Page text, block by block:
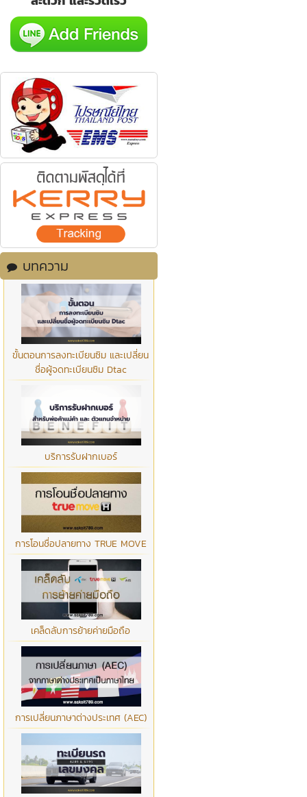
บทความ
ขั้นตอนการลงทะเบียนซิม และเปลี่ยน
ชื่อผู้จดทะเบียนซิม Dtac
บริการรับฝากเบอร์
การโอนชื่อปลายทาง TRUE MOVE
เคล็ดลับการย้ายค่ายมือถือ
การเปลี่ยนภาษาต่างประเทศ (AEC)